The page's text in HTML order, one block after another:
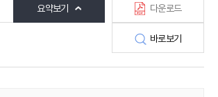
요약보기 다운로드
바로보기